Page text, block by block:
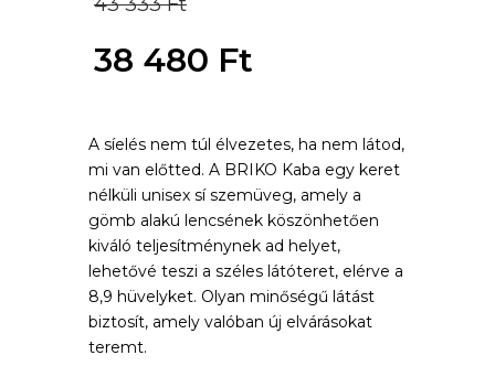
price
43
333 Ft.
38 480 Ft
price
is:
38
480 Ft.
A síelés nem túl élvezetes, ha nem látod,
mi van előtted. A BRIKO Kaba egy keret
nélküli unisex sí szemüveg, amely a
gömb alakú lencsének köszönhetően
kiváló teljesítménynek ad helyet,
lehetővé teszi a széles látóteret, elérve a
8,9 hüvelyket. Olyan minőségű látást
biztosít, amely valóban új elvárásokat
teremt.